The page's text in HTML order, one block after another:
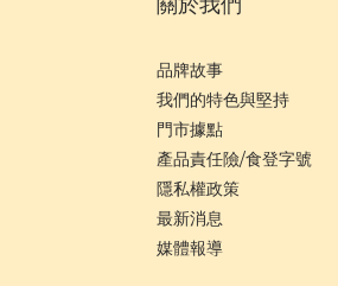
品牌故事
我們的特色與堅持
門市據點
產品責任險/食登字號
隱私權政策
最新消息
媒體報導